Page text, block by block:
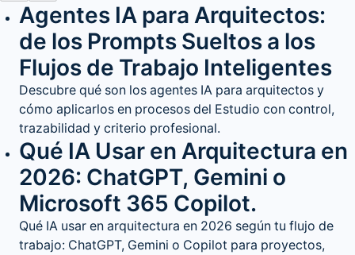
Agentes IA para Arquitectos:
de los Prompts Sueltos a los
Flujos de Trabajo Inteligentes
Descubre qué son los agentes IA para arquitectos y
cómo aplicarlos en procesos del Estudio con control,
trazabilidad y criterio profesional.
Qué IA Usar en Arquitectura en
2026: ChatGPT, Gemini o
Microsoft 365 Copilot.
Qué IA usar en arquitectura en 2026 según tu flujo de
trabajo: ChatGPT, Gemini o Copilot para proyectos,